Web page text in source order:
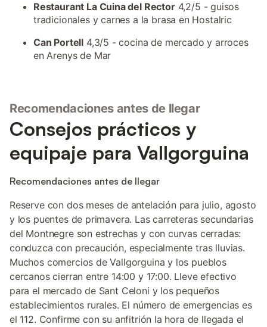
Restaurant La Cuina del Rector4,2/5 - guisos
tradicionales y carnes a la brasa en Hostalric
Can Portell 4,3/5 - cocina de mercado y arroces
en Arenys de Mar
Recomendaciones antes de llegar
Consejos prácticos y
equipaje para Vallgorguina
Recomendaciones antes de llegar
Reserve con dos meses de antelación para julio, agosto
y los puentes de primavera. Las carreteras secundarias
del Montnegre son estrechas y con curvas cerradas:
conduzca con precaución, especialmente tras lluvias.
Muchos comercios de Vallgorguina y los pueblos
cercanos cierran entre 14:00 y 17:00. Lleve efectivo
para el mercado de Sant Celoni y los pequeños
establecimientos rurales. El número de emergencias es
el 112. Confirme con su anfitrión la hora de llegada el